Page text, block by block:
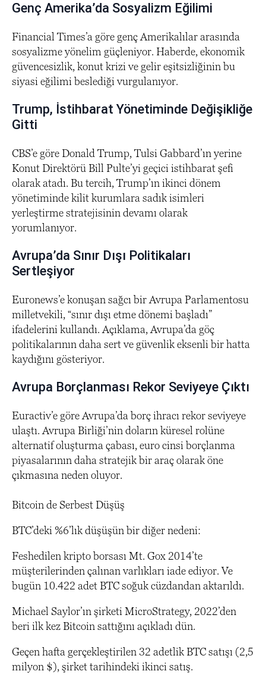
Genç Amerika’da Sosyalizm Eğilimi
Financial Times’a göre genç Amerikalılar arasında
sosyalizme yönelim güçleniyor. Haberde, ekonomik
güvencesizlik, konut krizi ve gelir eşitsizliğinin bu
siyasi eğilimi beslediği vurgulanıyor.
Trump, İstihbarat Yönetiminde Değişikliğe
Gitti
CBS’e göre Donald Trump, Tulsi Gabbard’ın yerine
Konut Direktörü Bill Pulte’yi geçici istihbarat şefi
olarak atadı. Bu tercih, Trump’ın ikinci dönem
yönetiminde kilit kurumlara sadık isimleri
yerleştirme stratejisinin devamı olarak
yorumlanıyor.
Avrupa’da Sınır Dışı Politikaları
Sertleşiyor
Euronews’e konuşan sağcı bir Avrupa Parlamentosu
milletvekili, “sınır dışı etme dönemi başladı”
ifadelerini kullandı. Açıklama, Avrupa’da göç
politikalarının daha sert ve güvenlik eksenli bir hatta
kaydığını gösteriyor.
Avrupa Borçlanması Rekor Seviyeye Çıktı
Euractiv’e göre Avrupa’da borç ihracı rekor seviyeye
ulaştı. Avrupa Birliği’nin doların küresel rolüne
alternatif oluşturma çabası, euro cinsi borçlanma
piyasalarının daha stratejik bir araç olarak öne
çıkmasına neden oluyor.
Bitcoin de Serbest Düşüş
BTC’deki %6’lık düşüşün bir diğer nedeni:
Feshedilen kripto borsası Mt. Gox 2014’te
müşterilerinden çalınan varlıkları iade ediyor. Ve
bugün 10.422 adet BTC soğuk cüzdandan aktarıldı.
Michael Saylor’ın şirketi MicroStrategy, 2022’den
beri ilk kez Bitcoin sattığını açıkladı dün.
Geçen hafta gerçekleştirilen 32 adetlik BTC satışı (2,5
milyon $), şirket tarihindeki ikinci satış.